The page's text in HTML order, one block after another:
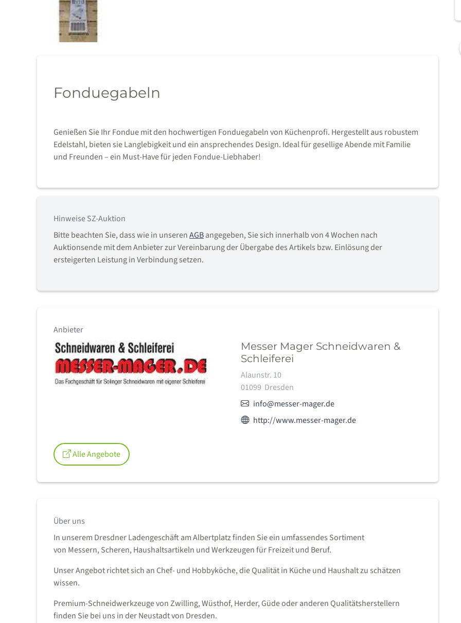
Fonduegabeln
Genießen Sie Ihr Fondue mit den hochwertigen Fonduegabeln von Küchenprofi. Hergestellt aus robustem
Edelstahl, bieten sie Langlebigkeit und ein ansprechendes Design. Ideal für gesellige Abende mit Familie
und Freunden – ein Must-Have für jeden Fondue-Liebhaber!
Hinweise SZ-Auktion
Bitte beachten Sie, dass wie in unserenAGBangegeben, Sie sich innerhalb von 4 Wochen nach
Auktionsende mit dem Anbieter zur Vereinbarung der Übergabe des Artikels bzw. Einlösung der
ersteigerten Leistung in Verbindung setzen.
Anbieter
Messer Mager Schneidwaren &
Schleiferei
Adresse:
Alaunstr. 10
01099 Dresden
E-Mail:info@messer-mager.de
Webseite des Anbieters:
http://www.messer-mager.de
Alle Angebote
Über uns
In unserem Dresdner Ladengeschäft am Albertplatz finden Sie ein umfassendes Sortiment
von Messern, Scheren, Haushaltsartikeln und Werkzeugen für Freizeit und Beruf.
Unser Angebot richtet sich an Chef- und Hobbyköche, die Qualität in Küche und Haushalt zu schätzen
wissen.
Premium-Schneidwerkzeuge von Zwilling, Wüsthof, Herder, Güde oder anderen Qualitätsherstellern
finden Sie bei uns in der Neustadt von Dresden.